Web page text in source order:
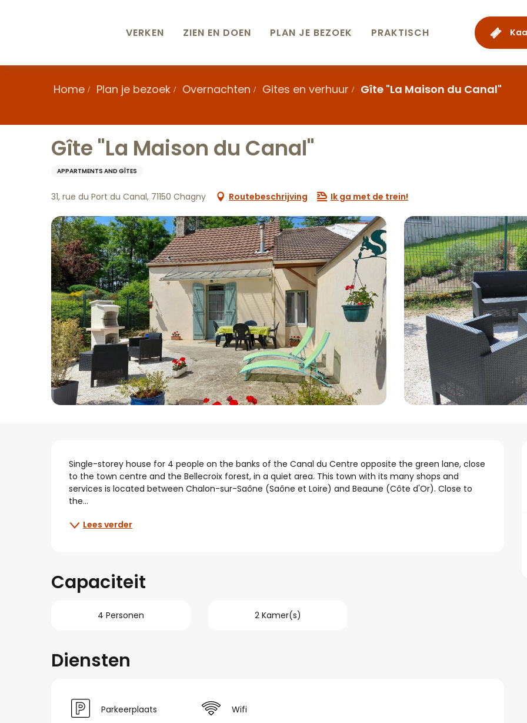
VERKEN ZIEN EN DOEN PLAN JE BEZOEK PRAKTISCH
Home Plan je bezoek Overnachten Gites en verhuur Gîte "La Maison du Canal"
Gîte "La Maison du Canal"
APPARTMENTS AND GÎTES
31, rue du Port du Canal, 71150 Chagny Routebeschrijving Ik ga met de trein!
Beschrijving
Single-storey house for 4 people on the banks of the Canal du Centre opposite the green lane, close
to the town centre and the Bellecroix forest, in a quiet area. This town with its many shops and
services is located between Chalon-sur-Saône (Saône et Loire) and Beaune (Côte d'Or). Close to
the...
Lees verder
Capaciteit
4 Personen 2 Kamer(s)
Diensten
Parkeerplaats Wifi